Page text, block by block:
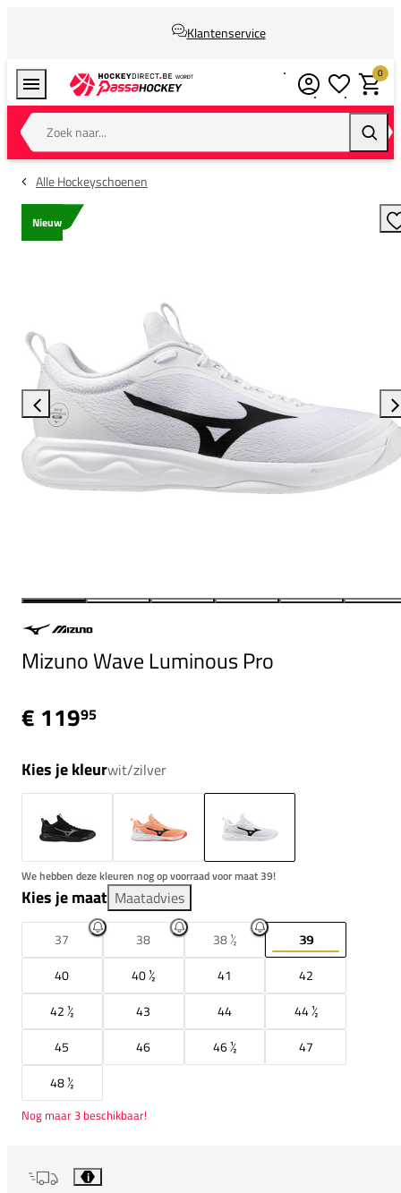
Klantenservice
Zoek naar...
0
Alle Hockeyschoenen
Nieuw
Mizuno Wave Luminous Pro
€ 11995
Kies je kleurwit/zilver
We hebben deze kleuren nog op voorraad voor maat 39!
Kies je maat Maatadvies
37 38 38 ½
39
40
40 ½ 41
42
42 ½
43 44
44 ½
45
46 46 ½
47
48 ½
Nog maar 3 beschikbaar!
i